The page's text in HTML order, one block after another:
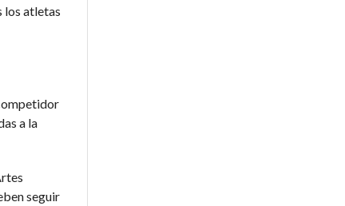
los atletas
a la
seguir